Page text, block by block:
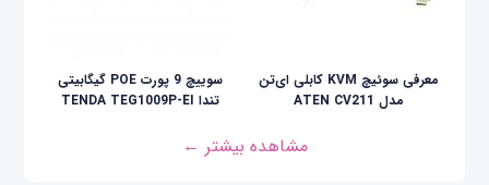
معرفی سوئیچ KVM کابلی ای‌تن
مدل ATEN CV211
سوییچ 9 پورت POE گیگابیتی
تندا TENDA TEG1009P-EI
مشاهده بیشتر ←